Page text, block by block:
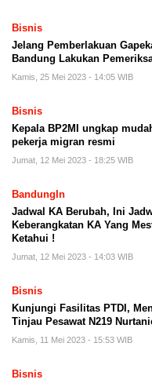
Bisnis
Jelang Pemberlakuan
Bandung Lakukan
Kamis, 25 Mei 2023 - 14:05 WIB
Bisnis
Kepala BP2MI ungkap
pekerja migran resmi
Jumat, 12 Mei 2023 - 18:25 WIB
BandungIn
Jadwal KA Berubah, Ini
Keberangkatan KA Yang
Ketahui !
Jumat, 12 Mei 2023 - 14:03 WIB
Bisnis
Kunjungi Fasilitas PTDI,
Tinjau Pesawat N219
Kamis, 11 Mei 2023 - 15:53 WIB
Bisnis